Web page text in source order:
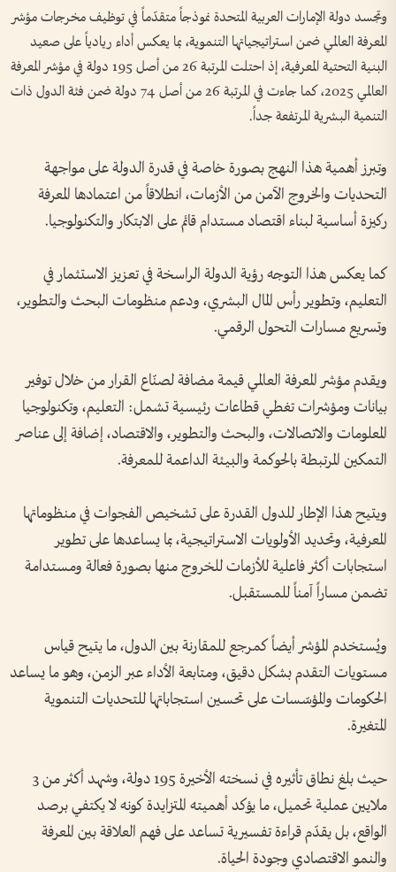
وتجسد دولة الإمارات العربية المتحدة نموذجاً متقدّماً في توظيف مخرجات مؤشر
المعرفة العالمي ضمن استراتيجياتها التنموية، بما يعكس أداء ريادياً على صعيد
البنية التحتية المعرفية، إذ احتلت المرتبة 26 من أصل 195 دولة في مؤشر المعرفة
العالمي 2025، كما جاءت في المرتبة 26 من أصل 74 دولة ضمن فئة الدول ذات
التنمية البشرية المرتفعة جداً.
وتبرز أهمية هذا النهج بصورة خاصة في قدرة الدولة على مواجهة
التحديات والخروج الآمن من الأزمات، انطلاقاً من اعتمادها المعرفة
ركيزة أساسية لبناء اقتصاد مستدام قائم على الابتكار والتكنولوجيا.
كما يعكس هذا التوجه رؤية الدولة الراسخة في تعزيز الاستثمار في
التعليم، وتطوير رأس المال البشري، ودعم منظومات البحث والتطوير،
وتسريع مسارات التحول الرقمي.
ويقدم مؤشر المعرفة العالمي قيمة مضافة لصنّاع القرار من خلال توفير
بيانات ومؤشرات تغطي قطاعات رئيسية تشمل: التعليم، وتكنولوجيا
المعلومات والاتصالات، والبحث والتطوير، والاقتصاد، إضافة إلى عناصر
التمكين المرتبطة بالحوكمة والبيئة الداعمة للمعرفة.
ويتيح هذا الإطار للدول القدرة على تشخيص الفجوات في منظوماتها
المعرفية، وتحديد الأولويات الاستراتيجية، بما يساعدها على تطوير
استجابات أكثر فاعلية للأزمات للخروج منها بصورة فعالة ومستدامة
تضمن مساراً آمناً للمستقبل.
ويُستخدم المؤشر أيضاً كمرجع للمقارنة بين الدول، ما يتيح قياس
مستويات التقدم بشكل دقيق، ومتابعة الأداء عبر الزمن، وهو ما يساعد
الحكومات والمؤسّسات على تحسين استجاباتها للتحديات التنموية
المتغيرة.
حيث بلغ نطاق تأثيره في نسخته الأخيرة 195 دولة، وشهد أكثر من 3
ملايين عملية تحميل، ما يؤكد أهميته المتزايدة كونه لا يكتفي برصد
الواقع، بل يقدّم قراءة تفسيرية تساعد على فهم العلاقة بين المعرفة
والنمو الاقتصادي وجودة الحياة.